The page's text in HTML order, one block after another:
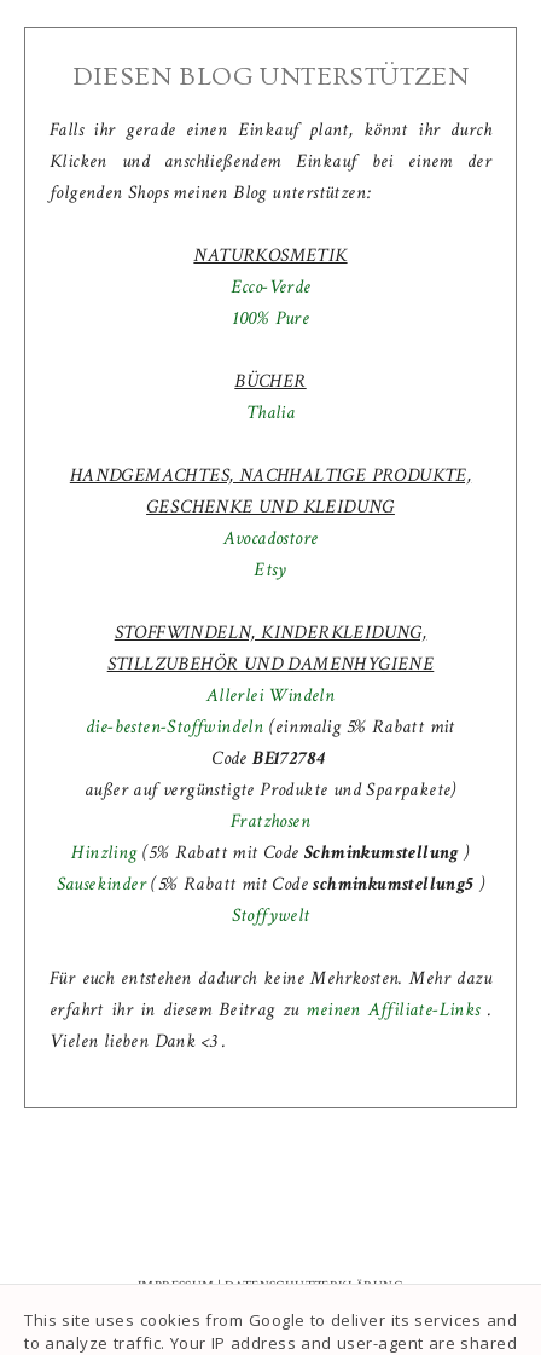
DIESEN BLOG UNTERSTÜTZEN
Falls ihr gerade einen Einkauf plant, könnt ihr durch
Klicken und anschließendem Einkauf bei einem der
folgenden Shops meinen Blog unterstützen:
NATURKOSMETIK
Ecco-Verde
100% Pure
BÜCHER
Thalia
HANDGEMACHTES, NACHHALTIGE PRODUKTE,
GESCHENKE UND KLEIDUNG
Avocadostore
Etsy
STOFFWINDELN, KINDERKLEIDUNG,
STILLZUBEHÖR UND DAMENHYGIENE
Allerlei Windeln
die-besten-Stoffwindeln (einmalig 5% Rabatt mit
CodeBE172784
außer auf vergünstigte Produkte und Sparpakete)
Fratzhosen
Hinzling(5% Rabatt mit Code Schminkumstellung)
Sausekinder(5% Rabatt mit Codeschminkumstellung5 )
Stoffywelt
Für euch entstehen dadurch keine Mehrkosten. Mehr dazu
erfahrt ihr in diesem Beitrag zu meinen Affiliate-Links .
Vielen lieben Dank <3 .
IMPRESSUM|DATENSCHUTZERKLÄRUNG
This site uses cookies from Google to deliver its services and
to analyze traffic. Your IP address and user-agent are shared